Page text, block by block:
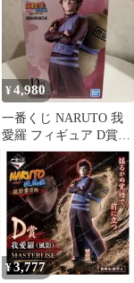
¥4,980
一番くじ NARUTO 我
愛羅 フィギュア D賞
MASTERLISE
¥3,777